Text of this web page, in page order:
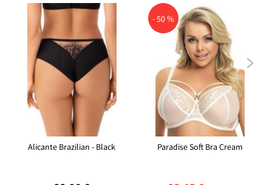
Alicante Brazilian - Black
- 50 %
Paradise Soft Bra Cream
